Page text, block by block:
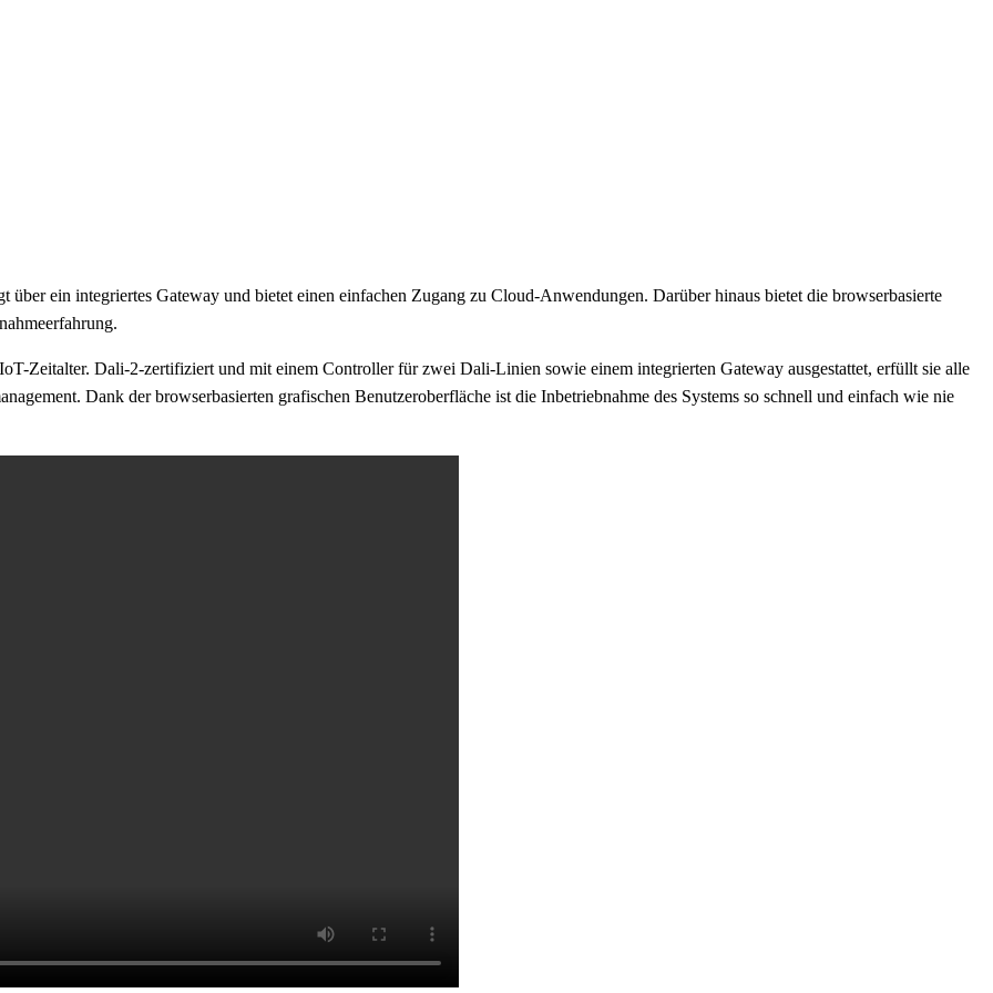
ein integriertes Gateway und bietet einen einfachen Zugang zu Cloud-Anwendungen. Darüber hinaus bietet die browserbasierte
Zeitalter. Dali-2-zertifiziert und mit einem Controller für zwei Dali-Linien sowie einem integrierten Gateway ausgestattet, erfüllt sie alle
Dank der browserbasierten grafischen Benutzeroberfläche ist die Inbetriebnahme des Systems so schnell und einfach wie nie